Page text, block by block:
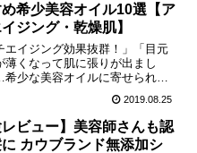
希少美容オイル10選【ア
ジング・乾燥肌】
エイジング効果抜群！」「目元
薄くなって肌に張りが出まし
少な美容オイルに寄せられて
はどれも魅力的で、興味を引く
りです。是非使ってみたい！と
らも気になってしまうのが「値
本当に効果があるか...
2019.08.25
レビュー】美容師さんも認
カウブランド無添加シ